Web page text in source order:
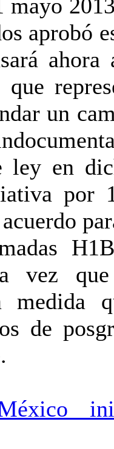
mayo
aprobó
un
ley en
por
vez
medida
de